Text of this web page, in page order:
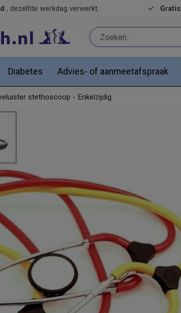
, dezelfde werkdag verwerkt. Gratis
Diabetes Advies- of aanmeetafspraak
stethoscoop - Enkelzijdig